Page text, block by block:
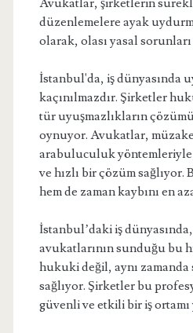
Avukatlar, şirketlerin
düzenlemelere ayak
olarak, olası yasal
İstanbul'da, iş dünyasında
kaçınılmazdır. Şirketler
tür uyuşmazlıkların
oynuyor. Avukatlar,
arabuluculuk
ve hızlı bir çözüm sağlıyor.
hem de zaman kaybını en
İstanbul’daki iş
avukatlarının sunduğu bu
hukuki değil, aynı
sağlıyor. Şirketler bu
güvenli ve etkili bir iş